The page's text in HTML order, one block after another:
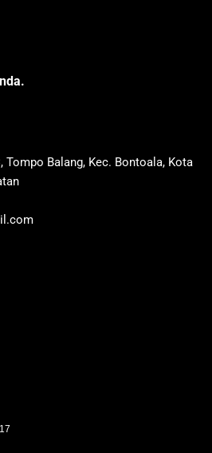
Tompo Balang, Kec. Bontoala, Kota
17